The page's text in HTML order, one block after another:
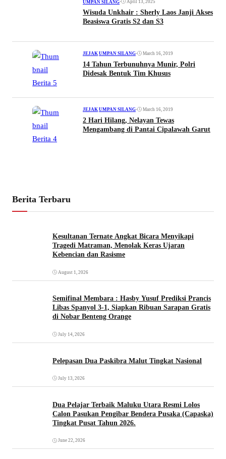
UMPAN SILANG• April 13, 2025
Wisuda Unkhair : Sherly Laos Janji Akses
Beasiswa Gratis S2 dan S3
JEJAK UMPAN SILANG• March 16, 2019
14 Tahun Terbunuhnya Munir, Polri
Didesak Bentuk Tim Khusus
JEJAK UMPAN SILANG• March 16, 2019
2 Hari Hilang, Nelayan Tewas
Mengambang di Pantai Cipalawah Garut
Berita Terbaru
Kesultanan Ternate Angkat Bicara Menyikapi
Tragedi Matraman, Menolak Keras Ujaran
Kebencian dan Rasisme
August 1, 2026
Semifinal Membara : Hasby Yusuf Prediksi Prancis
Libas Spanyol 3-1, Siapkan Ribuan Sarapan Gratis
di Nobar Benteng Orange
July 14, 2026
Pelepasan Dua Paskibra Malut Tingkat Nasional
July 13, 2026
Dua Pelajar Terbaik Maluku Utara Resmi Lolos
Calon Pasukan Pengibar Bendera Pusaka (Capaska)
Tingkat Pusat Tahun 2026.
June 22, 2026